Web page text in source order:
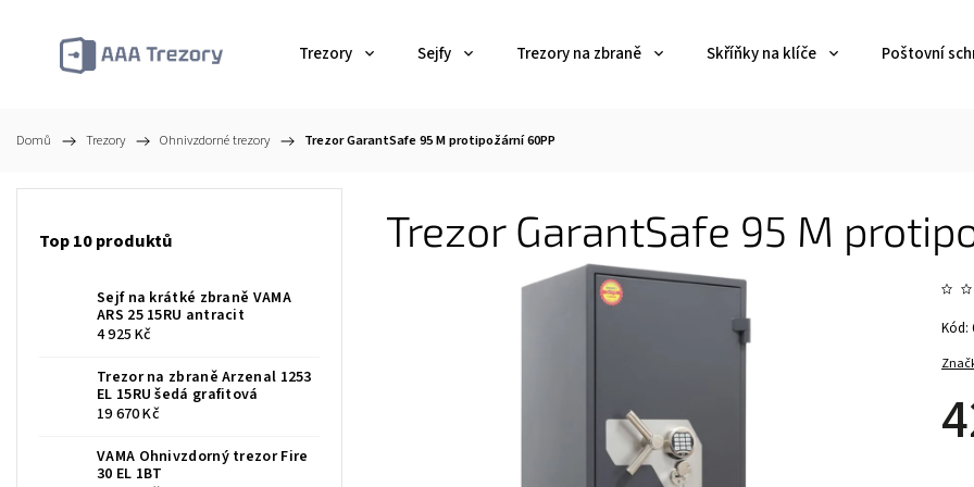
Trezory Sejfy Trezory na zbraně Skříňky na klíče Poštovní
Domů / Trezory / Ohnivzdorné trezory / Trezor GarantSafe 95 M protipožární 60PP
Top 10 produktů
Sejf na krátké zbraně VAMA
ARS 25 15RU antracit
4 925 Kč
Trezor na zbraně Arzenal 1253
EL 15RU šedá grafitová
19 670 Kč
VAMA Ohnivzdorný trezor Fire
30 EL 1BT
Trezor GarantSafe 95 M
Kód: